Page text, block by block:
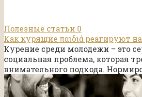
Полезные статьи 0
Как курящие παιδιά реагируют
Курение среди молодежи – это
социальная проблема, которая
внимательного подхода.